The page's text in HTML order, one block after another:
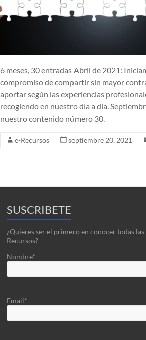
6 meses, 30 entradas Abril de 2021:
compromiso de compartir sin mayor
aportar según las experiencias
recogiendo en nuestro día a día.
nuestro contenido número 30.
e-Recursos septiembre 20, 2021
SUSCRIBETE
¿Quieres ser el primero en conocer todas las
Recursos?
Nombre*
Email*